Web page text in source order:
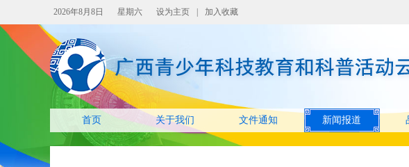
2026年8月8日 星期六 设为主页 加入收藏
首页 关于我们 文件通知 新闻报道